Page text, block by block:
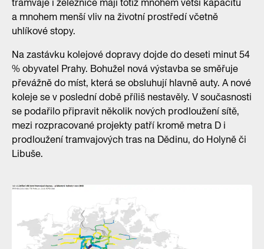
tramvaje i železnice mají totiž mnohem větší kapacitu
a mnohem menší vliv na životní prostředí včetně
uhlíkové stopy.
Na zastávku kolejové dopravy dojde do deseti minut 54
% obyvatel Prahy. Bohužel nová výstavba se směřuje
převážně do míst, která se obsluhují hlavně auty. A nové
koleje se v poslední době příliš nestavěly. V současnosti
se podařilo připravit několik nových prodloužení sítě,
mezi rozpracované projekty patří kromě metra D i
prodloužení tramvajových tras na Dědinu, do Holyně či
Libuše.